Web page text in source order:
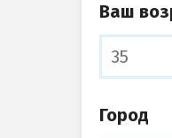
Ваш
Город